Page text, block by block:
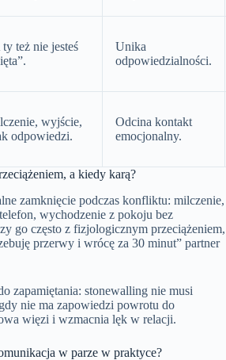
ty też nie jesteś
Unika
odpowiedzialności.
wyjście,
odpowiedzi.
Odcina kontakt
emocjonalny.
a kiedy karą?
zamknięcie podczas konfliktu: milczenie,
wychodzenie z pokoju bez
go często z fizjologicznym przeciążeniem,
przerwy i wrócę za 30 minut” partner
zapamiętania: stonewalling nie musi
nie ma zapowiedzi powrotu do
więzi i wzmacnia lęk w relacji.
w parze w praktyce?